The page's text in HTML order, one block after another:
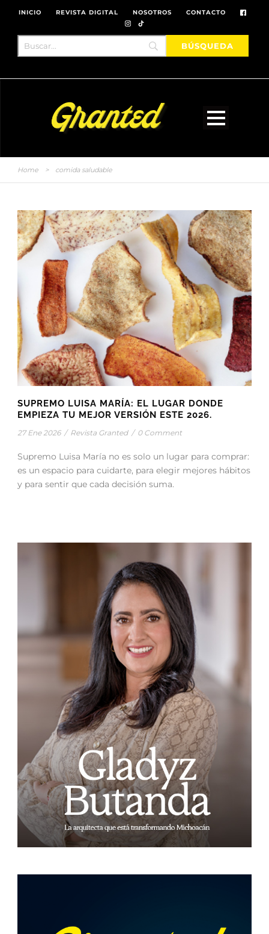
INICIO REVISTA DIGITAL NOSOTROS CONTACTO
Home > comida saludable
SUPREMO LUISA MARÍA: EL LUGAR DONDE
EMPIEZA TU MEJOR VERSIÓN ESTE 2026.
27 Ene 2026 / Revista Granted / 0 Comment
Supremo Luisa María no es solo un lugar para comprar:
es un espacio para cuidarte, para elegir mejores hábitos
y para sentir que cada decisión suma.